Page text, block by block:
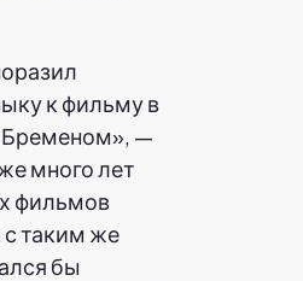
к фильму в
Бременом», —
много лет
фильмов
таким же
бы